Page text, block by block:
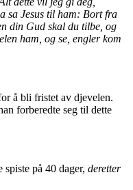
sa Jesus til ham: Bort fra
din Gud skal du tilbe, og
ham, og se, engler kom
å bli fristet av djevelen.
forberedte seg til dette
spiste på 40 dager, deretter